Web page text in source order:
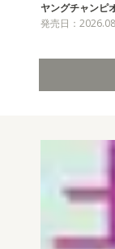
ヤングチャンピ
発売日：